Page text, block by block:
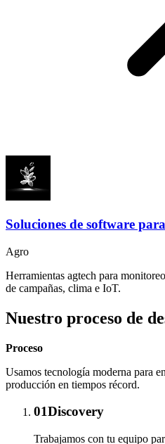
Soluciones de software
Agro
Herramientas agtech para
de campañas, clima e IoT.
Nuestro proceso de
Proceso
Usamos tecnología moderna para
producción en tiempos récord.
01Discovery
Trabajamos con tu equipo